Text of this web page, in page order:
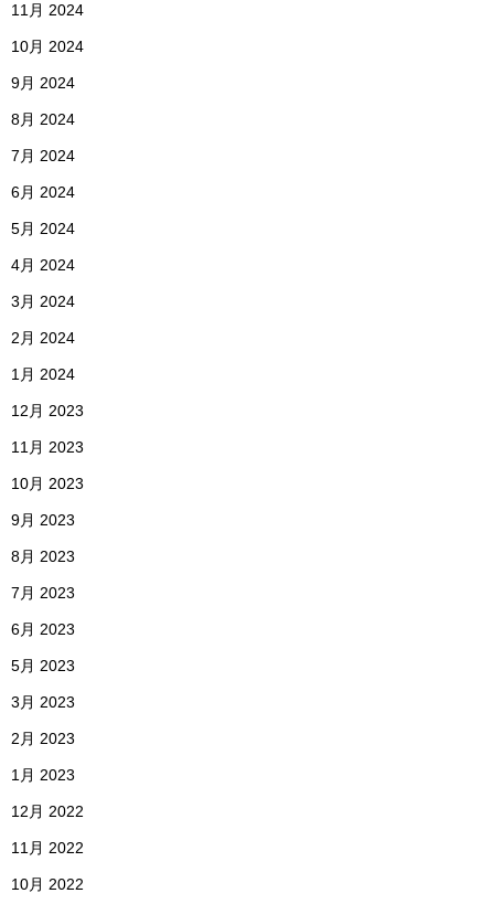
11月 2024
10月 2024
9月 2024
8月 2024
7月 2024
6月 2024
5月 2024
4月 2024
3月 2024
2月 2024
1月 2024
12月 2023
11月 2023
10月 2023
9月 2023
8月 2023
7月 2023
6月 2023
5月 2023
3月 2023
2月 2023
1月 2023
12月 2022
11月 2022
10月 2022